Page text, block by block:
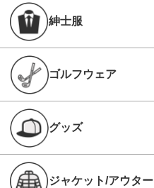
紳士服
ゴルフウェア
グッズ
ジャケット/アウター